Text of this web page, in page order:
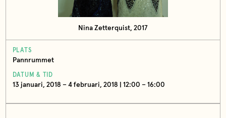
Nina Zetterquist, 2017
PLATS
Pannrummet
DATUM & TID
13 januari, 2018 – 4 februari, 2018 | 12:00 – 16:00